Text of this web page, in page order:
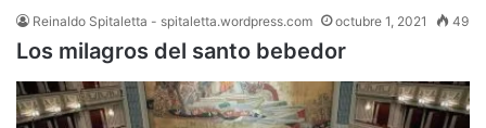
Reinaldo Spitaletta - spitaletta.wordpress.com octubre 1, 2021 49
Los milagros del santo bebedor